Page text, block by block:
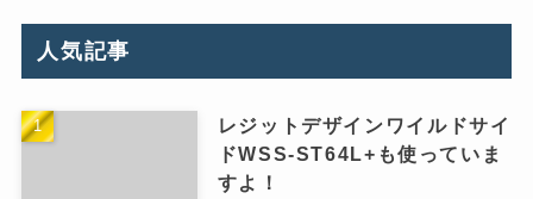
人気記事
レジットデザインワイルドサイ
ドWSS-ST64L+も使っていま
すよ！